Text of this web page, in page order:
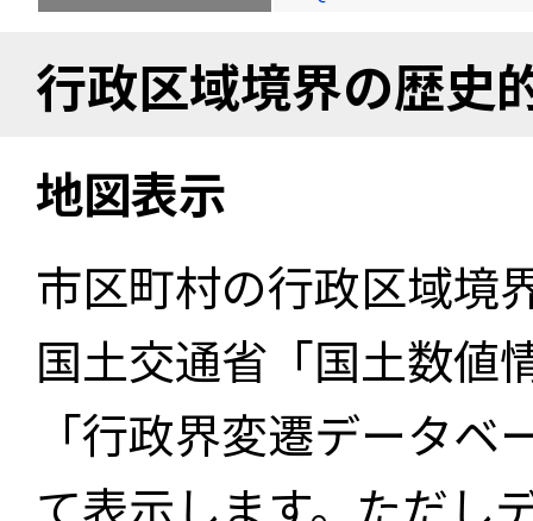
行政区域境界の歴史
地図表示
市区町村の行政区域境
国土交通省「国土数値
「行政界変遷データ
て表示します。ただし